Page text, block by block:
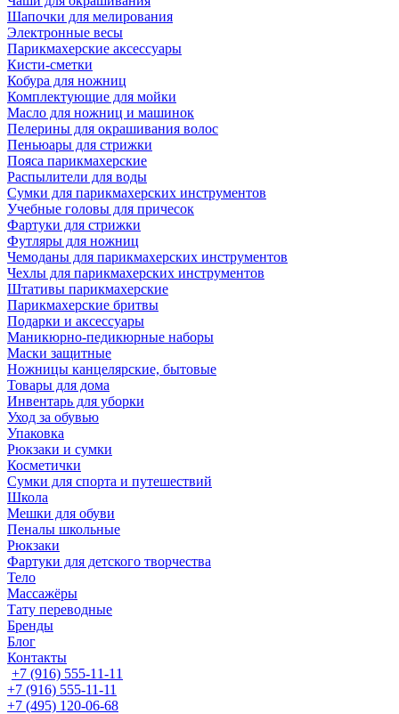
Шапочки для мелирования
Электронные весы
Парикмахерские аксессуары
Кисти-сметки
Кобура для ножниц
Комплектующие для мойки
Масло для ножниц и машинок
Пелерины для окрашивания волос
Пеньюары для стрижки
Пояса парикмахерские
Распылители для воды
Сумки для парикмахерских инструментов
Учебные головы для причесок
Фартуки для стрижки
Футляры для ножниц
Чемоданы для парикмахерских инструментов
Чехлы для парикмахерских инструментов
Штативы парикмахерские
Парикмахерские бритвы
Подарки и аксессуары
Маникюрно-педикюрные наборы
Маски защитные
Ножницы канцелярские, бытовые
Товары для дома
Инвентарь для уборки
Уход за обувью
Упаковка
Рюкзаки и сумки
Косметички
Сумки для спорта и путешествий
Школа
Мешки для обуви
Пеналы школьные
Рюкзаки
Фартуки для детского творчества
Тело
Массажёры
Тату переводные
Бренды
Блог
Контакты
+7 (916) 555-11-11
+7 (916) 555-11-11
+7 (495) 120-06-68